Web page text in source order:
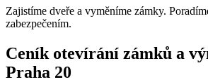
Zajistíme dveře a vyměníme zámky.
zabezpečením.
Ceník otevírání zámků a
Praha 20